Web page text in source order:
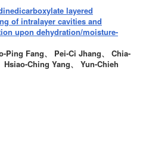
layered
of intralayer cavities and
upon dehydration/moisture-
Ping Fang、 Pei-Ci Jhang、 Chia-
Ching Yang、 Yun-Chieh